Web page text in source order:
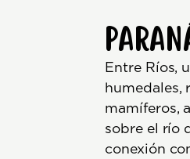
Entre Ríos,
humedales,
mamíferos,
sobre el río
conexión